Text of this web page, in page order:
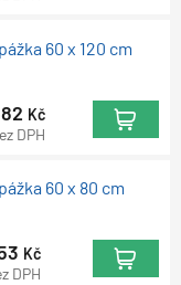
60 x 120 cm
Kč
DPH
60 x 80 cm
Kč
DPH